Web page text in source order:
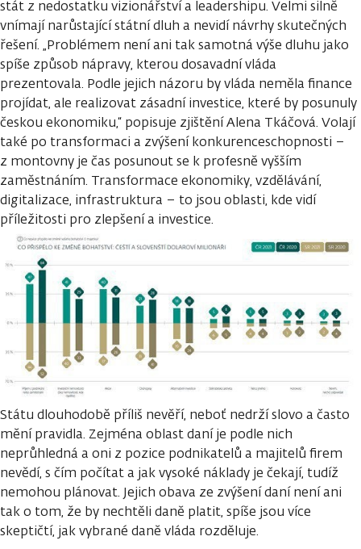
stát z nedostatku vizionářství a leadershipu. Velmi silně
vnímají narůstající státní dluh a nevidí návrhy skutečných
řešení. „Problémem není ani tak samotná výše dluhu jako
spíše způsob nápravy, kterou dosavadní vláda
prezentovala. Podle jejich názoru by vláda neměla finance
projídat, ale realizovat zásadní investice, které by posunuly
českou ekonomiku,“ popisuje zjištění Alena Tkáčová. Volají
také po transformaci a zvýšení konkurenceschopnosti –
z montovny je čas posunout se k profesně vyšším
zaměstnáním. Transformace ekonomiky, vzdělávání,
digitalizace, infrastruktura – to jsou oblasti, kde vidí
příležitosti pro zlepšení a investice.
Státu dlouhodobě příliš nevěří, neboť nedrží slovo a často
mění pravidla. Zejména oblast daní je podle nich
neprůhledná a oni z pozice podnikatelů a majitelů firem
nevědí, s čím počítat a jak vysoké náklady je čekají, tudíž
nemohou plánovat. Jejich obava ze zvýšení daní není ani
tak o tom, že by nechtěli daně platit, spíše jsou více
skeptičtí, jak vybrané daně vláda rozděluje.